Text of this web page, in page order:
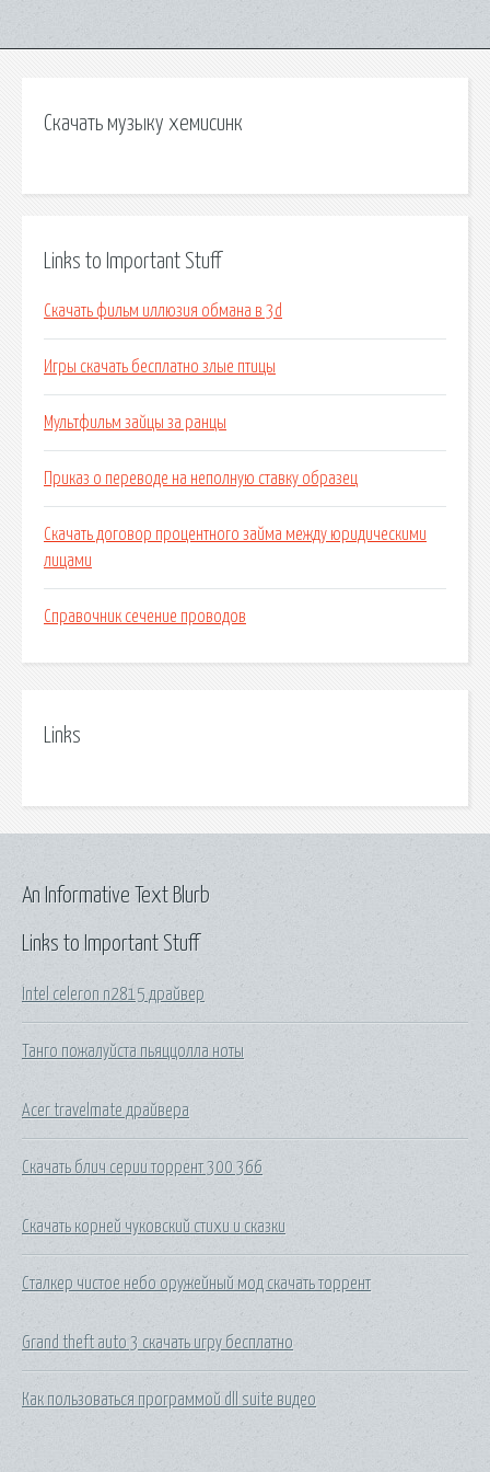
Скачать музыку хемисинк
Links to Important Stuff
Скачать фильм иллюзия обмана в 3d
Игры скачать бесплатно злые птицы
Мультфильм зайцы за ранцы
Приказ о переводе на неполную ставку образец
Скачать договор процентного займа между юридическими
лицами
Справочник сечение проводов
Links
Links to Important Stuff
Intel celeron n2815 драйвер
Танго пожалуйста пьяццолла ноты
Acer travelmate драйвера
Скачать блич серии торрент 300 366
Скачать корней чуковский стихи и сказки
Сталкер чистое небо оружейный мод скачать торрент
Grand theft auto 3 скачать игру бесплатно
Как пользоваться программой dll suite видео
An Informative Text Blurb